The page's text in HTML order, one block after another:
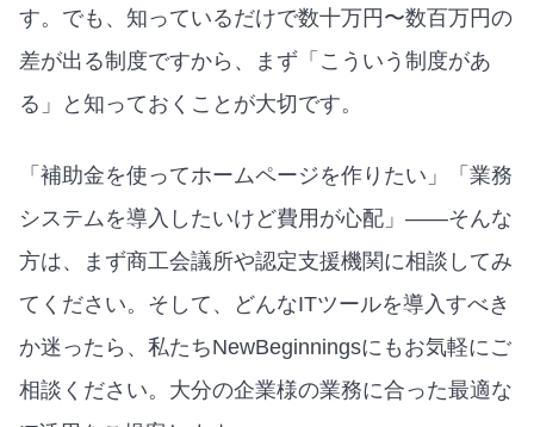
す。でも、知っているだけで数十万円〜数百万円の
差が出る制度ですから、まず「こういう制度があ
る」と知っておくことが大切です。
「補助金を使ってホームページを作りたい」「業務
システムを導入したいけど費用が心配」——そんな
方は、まず商工会議所や認定支援機関に相談してみ
てください。そして、どんなITツールを導入すべき
か迷ったら、私たちNewBeginningsにもお気軽にご
相談ください。大分の企業様の業務に合った最適な